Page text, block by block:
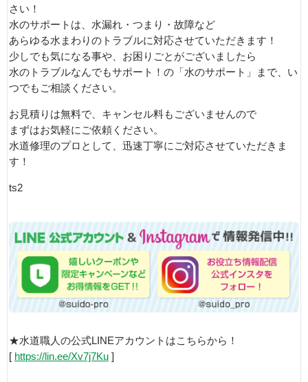
さい！
水のサポートは、水漏れ・つまり・故障など
あらゆる水まわりのトラブルに対応させていただきます！
少しでも気になる事や、お困りごとがございましたら
水のトラブルなんでもサポート！の「水のサポート」まで、い
つでもご相談ください。
お見積りは無料で、キャンセル料もございませんので
まずはお気軽にご依頼ください。
水道修理のプロとして、迅速丁寧にご対応させていただきま
す！
ts2
★水道職人の公式LINEアカウントはこちらから！
[ https://lin.ee/Xv7j7Ku ]